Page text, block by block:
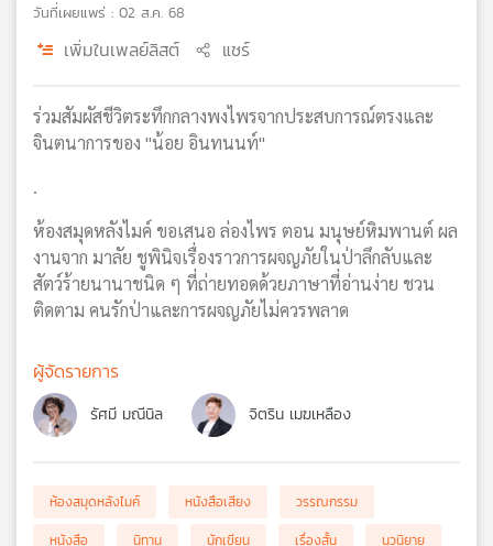
วิทยุ
ข่าย
วันที่เผยแพร่ : 02 ส.ค. 68
เพิ่มในเพลย์ลิสต์ แชร์
ร่วมสัมผัสชีวิตระทึกกลางพงไพรจากประสบการณ์ตรงและ
จินตนาการของ "น้อย อินทนนท์"
.
ห้องสมุดหลังไมค์ ขอเสนอ ล่องไพร ตอน มนุษย์หิมพานต์ ผล
งานจาก มาลัย ชูพินิจเรื่องราวการผจญภัยในป่าลึกลับและ
สัตว์ร้ายนานาชนิด ๆ ที่ถ่ายทอดด้วยภาษาที่อ่านง่าย ชวน
ติดตาม คนรักป่าและการผจญภัยไม่ควรพลาด
ผู้จัดรายการ
รัศมี มณีนิล จิตริน เมฆเหลือง
ห้องสมุดหลังไมค์ หนังสือเสียง
วรรณกรรม
หนังสือ
นิทาน นักเขียน เรื่องสั้น
นวนิยาย